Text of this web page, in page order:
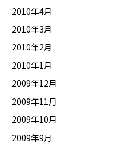
2010年4月
2010年3月
2010年2月
2010年1月
2009年12月
2009年11月
2009年10月
2009年9月